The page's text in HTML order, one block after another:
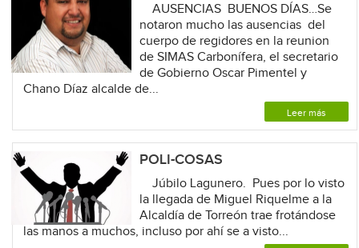
AUSENCIAS BUENOS DÍAS…Se
notaron mucho las ausencias del
cuerpo de regidores en la reunion
de SIMAS Carbonífera, el secretario
de Gobierno Oscar Pimentel y
Chano Díaz alcalde de...
Leer más
POLI-COSAS
Júbilo Lagunero. Pues por lo visto
la llegada de Miguel Riquelme a la
Alcaldía de Torreón trae frotándose
las manos a muchos, incluso por ahí se a visto...